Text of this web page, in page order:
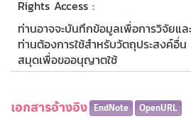
Rights Access :
ท่านอาจจะบันทึกข้อมูลเพื่อการวิจัยแ
ท่านต้องการใช้สำหรับวัตถุประสงค์อื่
สมุดเพื่อขออนุญาตใช้
เอกสารอ้างอิง EndNote OpenURL